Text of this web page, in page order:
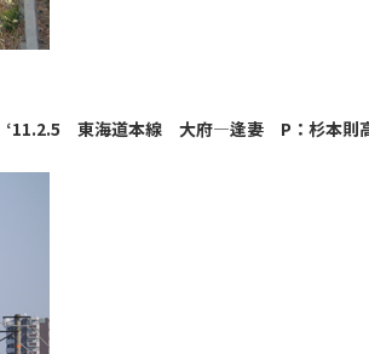
‘11.2.5 東海道本線 大府―逢妻 P：杉本則